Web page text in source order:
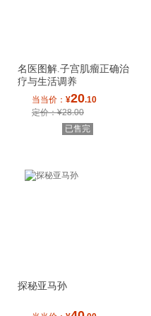
名医图解.子宫肌瘤正确治
疗与生活调养
当当价： ¥20.10
定价：¥28.00
已售完
探秘亚马孙